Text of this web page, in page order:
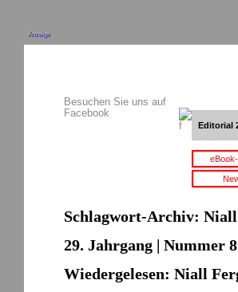
Anzeige
Besuchen Sie uns auf
Facebook
Editorial
Schlagwort-Archiv: Niall
29. Jahrgang | Nummer
Wiedergelesen: Niall